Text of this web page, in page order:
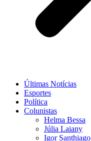
Últimas Notícias
Esportes
Política
Colunistas
Helma Bessa
Júlia Laiany
Igor Santhiago